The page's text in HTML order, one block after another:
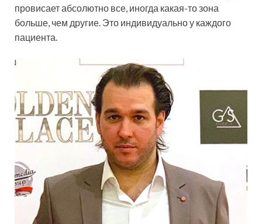
провисает абсолютно все, иногда какая-то зона
больше, чем другие. Это индивидуально у каждого
пациента.